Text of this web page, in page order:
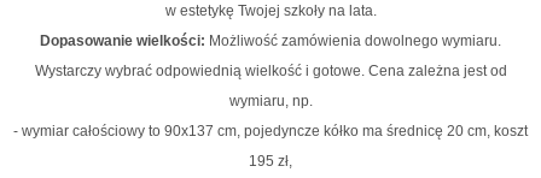
w estetykę Twojej szkoły na lata.
Dopasowanie wielkości: Możliwość zamówienia dowolnego wymiaru.
Wystarczy wybrać odpowiednią wielkość i gotowe. Cena zależna jest od
wymiaru, np.
- wymiar całościowy to 90x137 cm, pojedyncze kółko ma średnicę 20 cm, koszt
195 zł,